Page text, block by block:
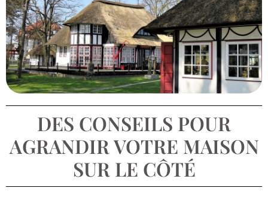
DES CONSEILS POUR
AGRANDIR VOTRE MAISON
SUR LE CÔTÉ